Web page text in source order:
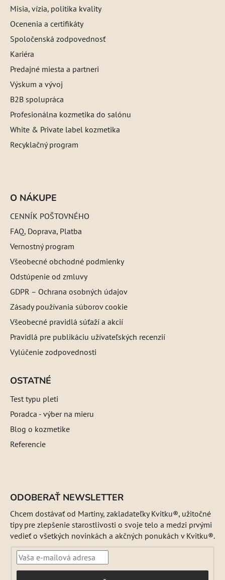
Misia, vízia, politika kvality
Ocenenia a certifikáty
Spoločenská zodpovednosť
Kariéra
Predajné miesta a partneri
Výskum a vývoj
B2B spolupráca
Profesionálna kozmetika do salónu
White & Private label kozmetika
Recyklačný program
O NÁKUPE
CENNÍK POŠTOVNÉHO
FAQ, Doprava, Platba
Vernostný program
Všeobecné obchodné podmienky
Odstúpenie od zmluvy
GDPR – Ochrana osobných údajov
Zásady používania súborov cookie
Všeobecné pravidlá súťaží a akcií
Pravidlá pre publikáciu užívateľských recenzií
Vylúčenie zodpovednosti
OSTATNÉ
Test typu pleti
Poradca - výber na mieru
Blog o kozmetike
Referencie
ODOBERAŤ NEWSLETTER
Chcem dostávať od Martiny, zakladateľky Kvitku®, užitočné
tipy pre zlepšenie starostlivosti o svoje telo a medzi prvými
vedieť o všetkých novinkách a akčných ponukách v Kvitku®.